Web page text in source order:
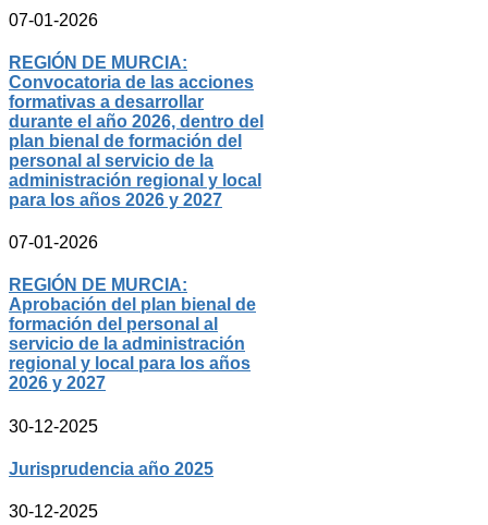
07-01-2026
REGIÓN DE MURCIA:
Convocatoria de las acciones
formativas a desarrollar
durante el año 2026, dentro del
plan bienal de formación del
personal al servicio de la
administración regional y local
para los años 2026 y 2027
07-01-2026
REGIÓN DE MURCIA:
Aprobación del plan bienal de
formación del personal al
servicio de la administración
regional y local para los años
2026 y 2027
30-12-2025
Jurisprudencia año 2025
30-12-2025